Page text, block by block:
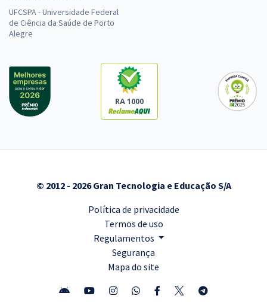
UFCSPA - Universidade Federal
de Ciência da Saúde de Porto
Alegre
RA 1000
© 2012 - 2026 Gran Tecnologia e Educação S/A
Política de privacidade
Termos de uso
Regulamentos
Segurança
Mapa do site